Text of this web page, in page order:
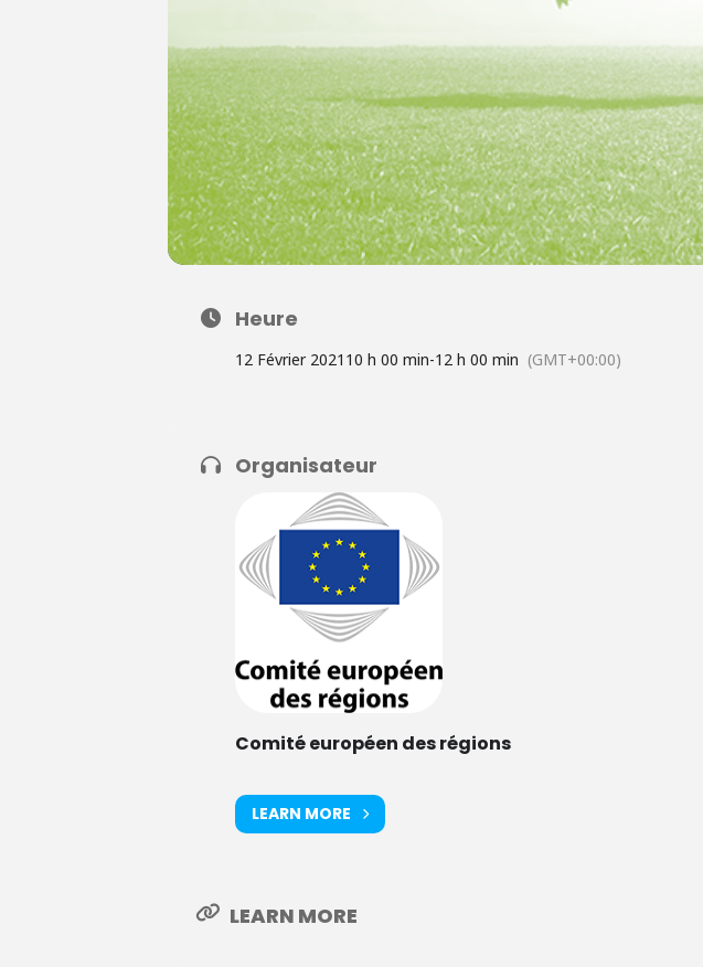
Heure
12 Février 2021 10 h 00 min-12 h 00 min (GMT+00:00)
Organisateur
Comité européen des régions
LEARN MORE
LEARN MORE